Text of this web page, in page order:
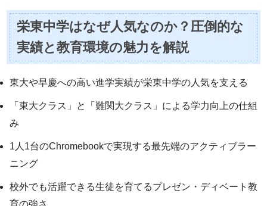
栄東中学はなぜ人気なのか？圧倒的な
実績と教育環境の魅力を解説
東大や早慶への高い進学実績が栄東中学の人気を支える
「東大クラス」と「難関大クラス」による学力向上の仕組
み
1人1台のChromebookで実現する最先端のアクティブラー
ニング
校外でも活躍できる生徒を育てるプレゼン・ディベート教
育の強さ